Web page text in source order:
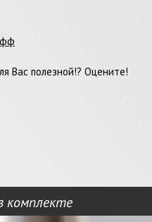
Вас полезной!? Оцените!
комплекте